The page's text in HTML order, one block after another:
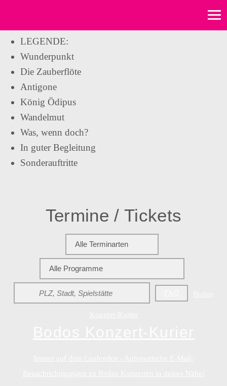
LEGENDE:
Wunderpunkt
Die Zauberflöte
Antigone
König Ödipus
Wandelmut
Was, wenn doch?
In guter Begleitung
Sonderauftritte
Termine / Tickets